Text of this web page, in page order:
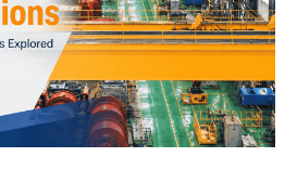
de recubrimiento
de América del Norte
(JIS K 5600, JIS K 5551, JIS K